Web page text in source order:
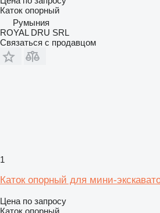
Каток опорный
Румыния
ROYAL DRU SRL
Связаться с продавцом
1
Каток опорный для мини-
Цена по запросу
Каток опорный